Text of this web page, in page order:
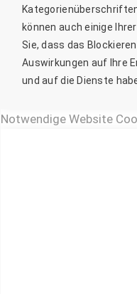
können auch einige
Sie, dass das
Auswirkungen auf Ihre
und auf die Dienste
Notwendige Website